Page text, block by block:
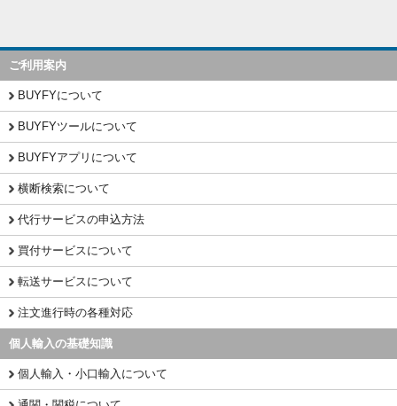
ご利用案内
BUYFYについて
BUYFYツールについて
BUYFYアプリについて
横断検索について
代行サービスの申込方法
買付サービスについて
転送サービスについて
注文進行時の各種対応
個人輸入の基礎知識
個人輸入・小口輸入について